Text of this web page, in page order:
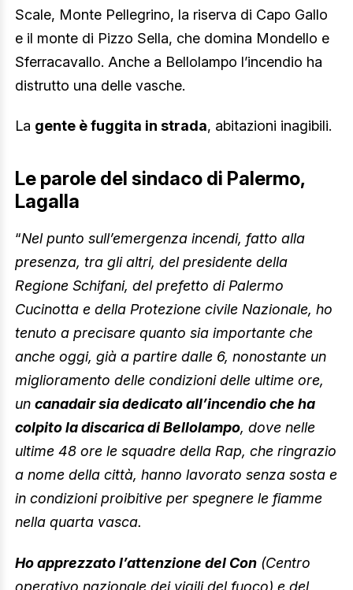
Scale, Monte Pellegrino, la riserva di Capo Gallo
e il monte di Pizzo Sella, che domina Mondello e
Sferracavallo. Anche a Bellolampo l’incendio ha
distrutto una delle vasche.
La gente è fuggita in strada, abitazioni inagibili.
Le parole del sindaco di Palermo,
Lagalla
“Nel punto sull’emergenza incendi, fatto alla
presenza, tra gli altri, del presidente della
Regione Schifani, del prefetto di Palermo
Cucinotta e della Protezione civile Nazionale, ho
tenuto a precisare quanto sia importante che
anche oggi, già a partire dalle 6, nonostante un
miglioramento delle condizioni delle ultime ore,
un canadair sia dedicato all’incendio che ha
colpito la discarica di Bellolampo, dove nelle
ultime 48 ore le squadre della Rap, che ringrazio
a nome della città, hanno lavorato senza sosta e
in condizioni proibitive per spegnere le fiamme
nella quarta vasca.
Ho apprezzato l’attenzione del Con (Centro
operativo nazionale dei vigili del fuoco) e del